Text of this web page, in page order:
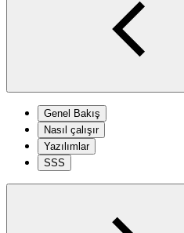
Genel Bakış
Nasıl çalışır
Yazılımlar
SSS